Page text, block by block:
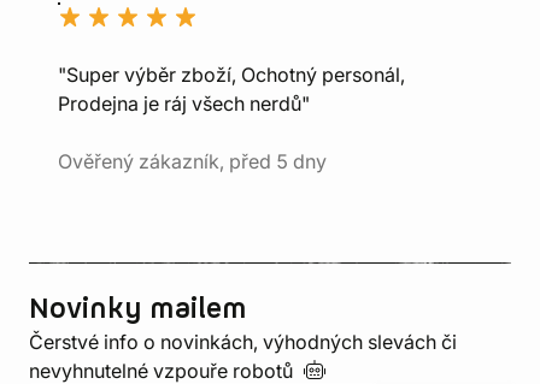
"Super výběr zboží, Ochotný personál,
Prodejna je ráj všech nerdů"
Ověřený zákazník, před 5 dny
Novinky mailem
Čerstvé info o novinkách, výhodných slevách či
nevyhnutelné vzpouře robotů